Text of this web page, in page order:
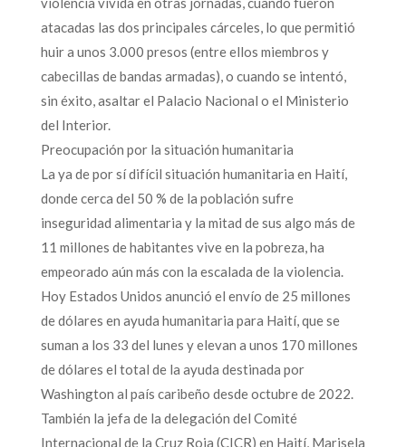
atacadas las dos principales cárceles, lo que permitió
huir a unos 3.000 presos (entre ellos miembros y
cabecillas de bandas armadas), o cuando se intentó,
sin éxito, asaltar el Palacio Nacional o el Ministerio
del Interior.
Preocupación por la situación humanitaria
La ya de por sí difícil situación humanitaria en Haití,
donde cerca del 50 % de la población sufre
inseguridad alimentaria y la mitad de sus algo más de
11 millones de habitantes vive en la pobreza, ha
empeorado aún más con la escalada de la violencia.
Hoy Estados Unidos anunció el envío de 25 millones
de dólares en ayuda humanitaria para Haití, que se
suman a los 33 del lunes y elevan a unos 170 millones
de dólares el total de la ayuda destinada por
Washington al país caribeño desde octubre de 2022.
También la jefa de la delegación del Comité
Internacional de la Cruz Roja (CICR) en Haití, Marisela